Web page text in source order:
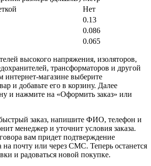
Нет
0.13
0.086
0.065
высокого напряжения, изоляторов,
трансформаторов и другой
магазине выберите
и добавьте его в корзину. Далее
и нажмите на «Оформить заказ» или
заказ, напишите ФИО, телефон и
менеджер и уточнит условия заказа.
вам придет подтверждение
на почту или через СМС. Теперь останется
и радоваться новой покупке.